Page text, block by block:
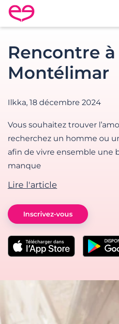
Rencontre en France avec
Rencontre à
Montélimar
Ilkka, 18 décembre 2024
Vous souhaitez trouver
recherchez un homme ou
afin de vivre ensemble une
manque
Lire l'article
Inscrivez-vous